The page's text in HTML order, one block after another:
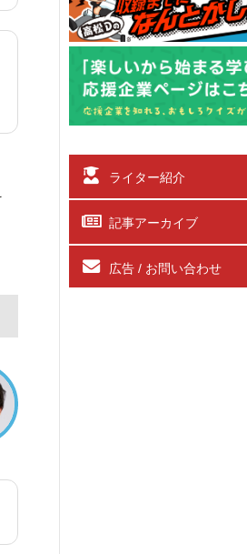
ライター紹介
記事アーカイブ
広告 / お問い合わせ